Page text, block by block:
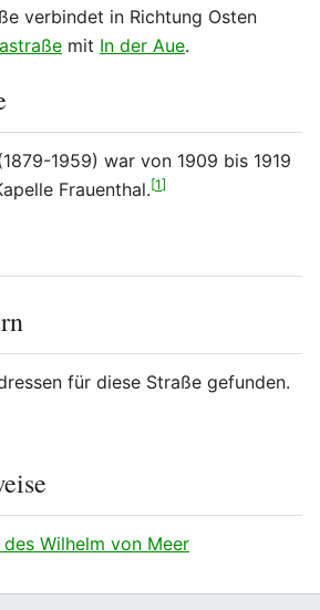
verbindet in Richtung Osten
mit In der Aue.
1959) war von 1909 bis 1919
Frauenthal.[1]
für diese Straße gefunden.
Wilhelm von Meer